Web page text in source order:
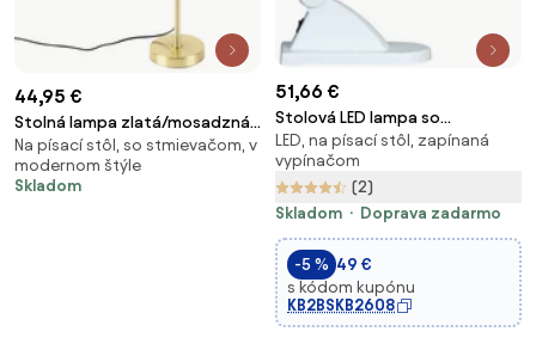
44,95 €
Stolná lampa zlatá/mosadzná
s bielym ľanovým tienidlom 35
cm - Parte
Na písací stôl, so stmievačom, v
modernom štýle
Skladom
51,66 €
Stolová LED lampa so
zväčšovacou lupou, biela
LED, na písací stôl, zapínaná
vypínačom
(2)
Skladom
Doprava zadarmo
-5 % 49 €
s kódom kupónu
KB2BSKB2608